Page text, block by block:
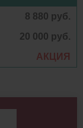
8 880 руб.
20 000 руб.
АКЦИЯ